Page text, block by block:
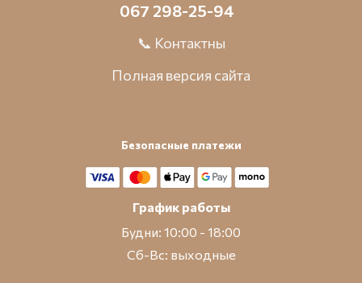
067 298-25-94
📞 Контактны
Полная версия сайта
Безопасные платежи
График работы
Будни: 10:00 - 18:00
Сб-Вс: выходные